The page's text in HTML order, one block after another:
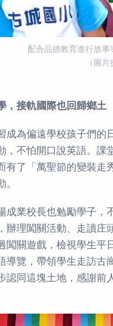
配合品德教育進行故事
（圖
，接軌國際也回歸鄉土
成為偏遠學校孩子們的
，不怕開口說英語。課
有了「萬聖節的變裝
。
成業校長也勉勵學子
辦理闖關活動、走讀
闖關遊戲，檢視學生
導覽，帶領學生走訪
認同這塊土地，感謝前